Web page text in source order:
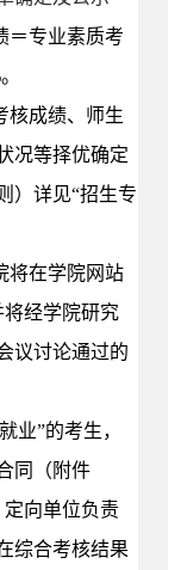
＝专业素质考
。
核成绩、师生
况等择优确定
）详见“招生专
将在学院网站
将经学院研究
议讨论通过的
业”的考生，
同（附件
向单位负责
综合考核结果